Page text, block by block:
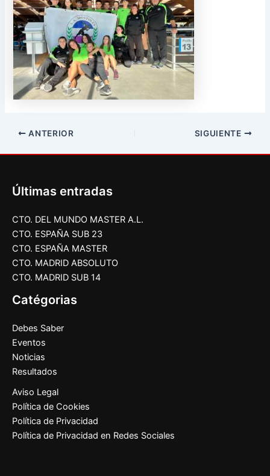
ANTERIOR SIGUIENTE
Últimas entradas
CTO. DEL MUNDO MASTER A.L.
CTO. ESPAÑA SUB 23
CTO. ESPAÑA MASTER
CTO. MADRID ABSOLUTO
CTO. MADRID SUB 14
Catégorias
Debes Saber
Eventos
Noticias
Resultados
Aviso Legal
Política de Cookies
Política de Privacidad
Política de Privacidad en Redes Sociales